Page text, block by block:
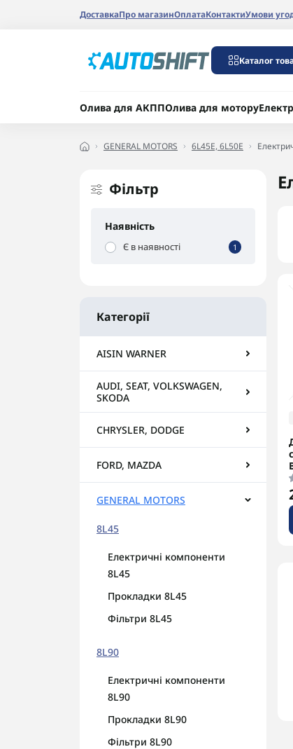
ДоставкаПро магазинОплатаКонтактиУмови
Каталог
Олива для АКППОлива для мотору
GENERAL MOTORS 6L45E, 6L50E
Фільтр
Наявність
Є в наявності 1
Категорії
AISIN WARNER
AUDI, SEAT, VOLKSWAGEN,
SKODA
CHRYSLER, DODGE
FORD, MAZDA
GENERAL MOTORS
8L45
Електричні компоненти
8L45
Прокладки 8L45
Фільтри 8L45
8L90
Електричні компоненти
8L90
Прокладки 8L90
Фільтри 8L90